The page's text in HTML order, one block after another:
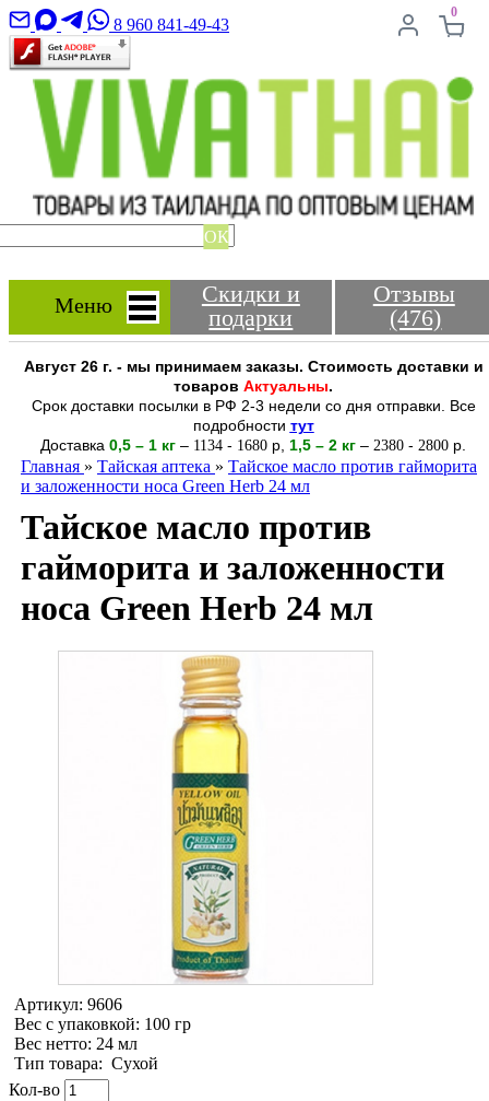
8 960 841-49-43
0
ОК
Меню
Скидки и
подарки
Отзывы
(476)
Август 26 г. - мы принимаем заказы. Стоимость доставки и
товаров Актуальны.
Срок доставки посылки в РФ 2-3 недели со дня отправки. Все
подробности тут
Доставка 0,5 – 1 кг – 1134 - 1680 р 1,5 – 2 кг – 2380 - 2800 р.
Главная » Тайская аптека » Тайское масло против гайморита
и заложенности носа Green Herb 24 мл
Тайское масло против
гайморита и заложенности
носа Green Herb 24 мл
Артикул: 9606
Вес с упаковкой: 100 гр
Вес нетто: 24 мл
Тип товара: Сухой
Кол-во